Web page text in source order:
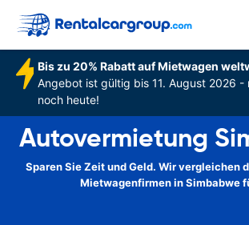
Bis zu 20% Rabatt auf Mietwagen
Angebot ist gültig bis 11. August 2026 -
noch heute!
Autovermietung
Sparen Sie Zeit und Geld. Wir vergleichen
Mietwagenfirmen in Simbabwe